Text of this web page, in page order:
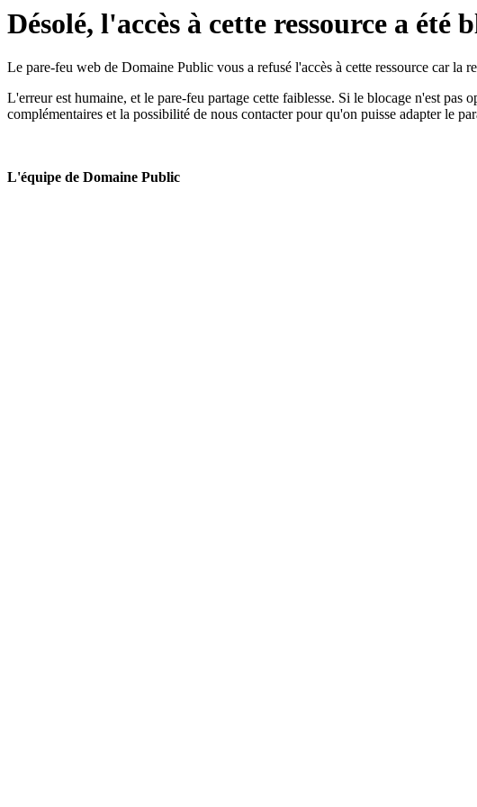
Désolé, l'accès à cette ressource a été
Le pare-feu web de Domaine Public vous a refusé l'accès à cette ressource car la
L'erreur est humaine, et le pare-feu partage cette faiblesse. Si le blocage n'est pas
complémentaires et la possibilité de nous contacter pour qu'on puisse adapter le
L'équipe de Domaine Public